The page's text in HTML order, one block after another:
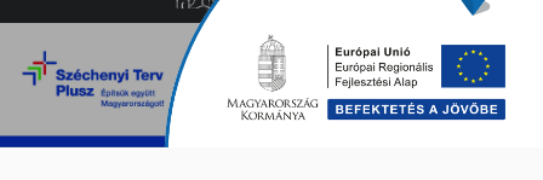
Közérdekű adatok
Adatvédelem